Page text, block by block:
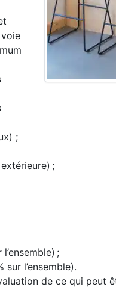
;
;
;
l’ensemble).
de ce qui peut